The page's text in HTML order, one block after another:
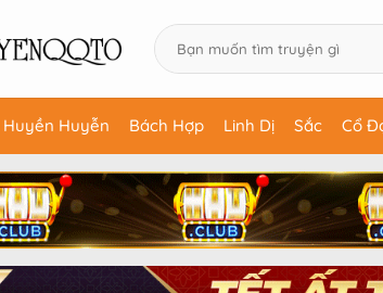
Huyền Huyễn Bách Hợp Linh Dị Sắc Cổ